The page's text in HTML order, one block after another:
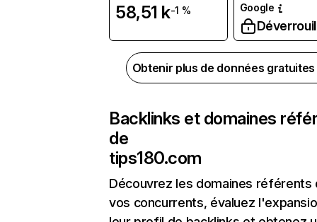
58,51 k-1 %
Google
Obtenir plus de données
Backlinks et domaines
de
tips180.com
Découvrez les domaines référents
vos concurrents, évaluez